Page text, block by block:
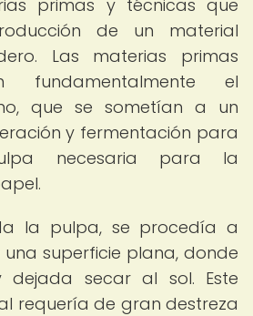
primas y técnicas que
de un material
Las materias primas
fundamentalmente el
que se sometían a un
y fermentación para
necesaria para la
la pulpa, se procedía a
superficie plana, donde
secar al sol. Este
requería de gran destreza